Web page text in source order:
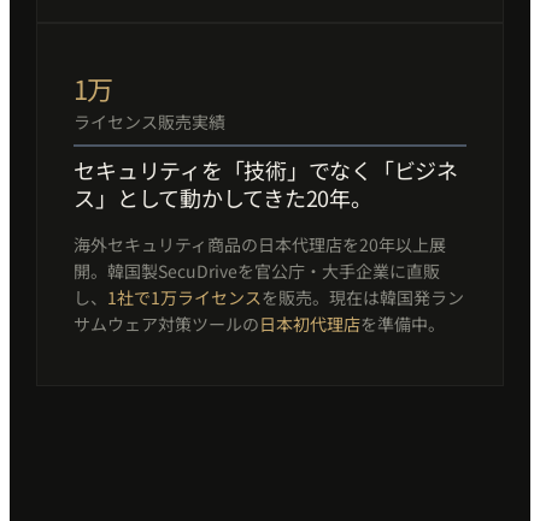
1万
ライセンス販売実績
セキュリティを「技術」でなく「ビジネ
ス」として動かしてきた20年。
海外セキュリティ商品の日本代理店を20年以上展
開。韓国製SecuDriveを官公庁・大手企業に直販
し、 1社で1万ライセンスを販売。現在は韓国発ラン
サムウェア対策ツールの日本初代理店を準備中。